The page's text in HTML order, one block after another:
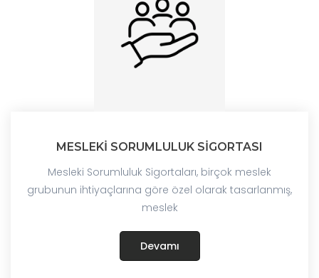
MESLEKİ SORUMLULUK SİGORTASI
Mesleki Sorumluluk Sigortaları, birçok meslek
grubunun ihtiyaçlarına göre özel olarak tasarlanmış,
meslek
Devamı